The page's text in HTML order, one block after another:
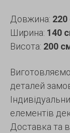
Довжина:
Ширина: 140
Висота: 200
деталей
елементів
Доставка та